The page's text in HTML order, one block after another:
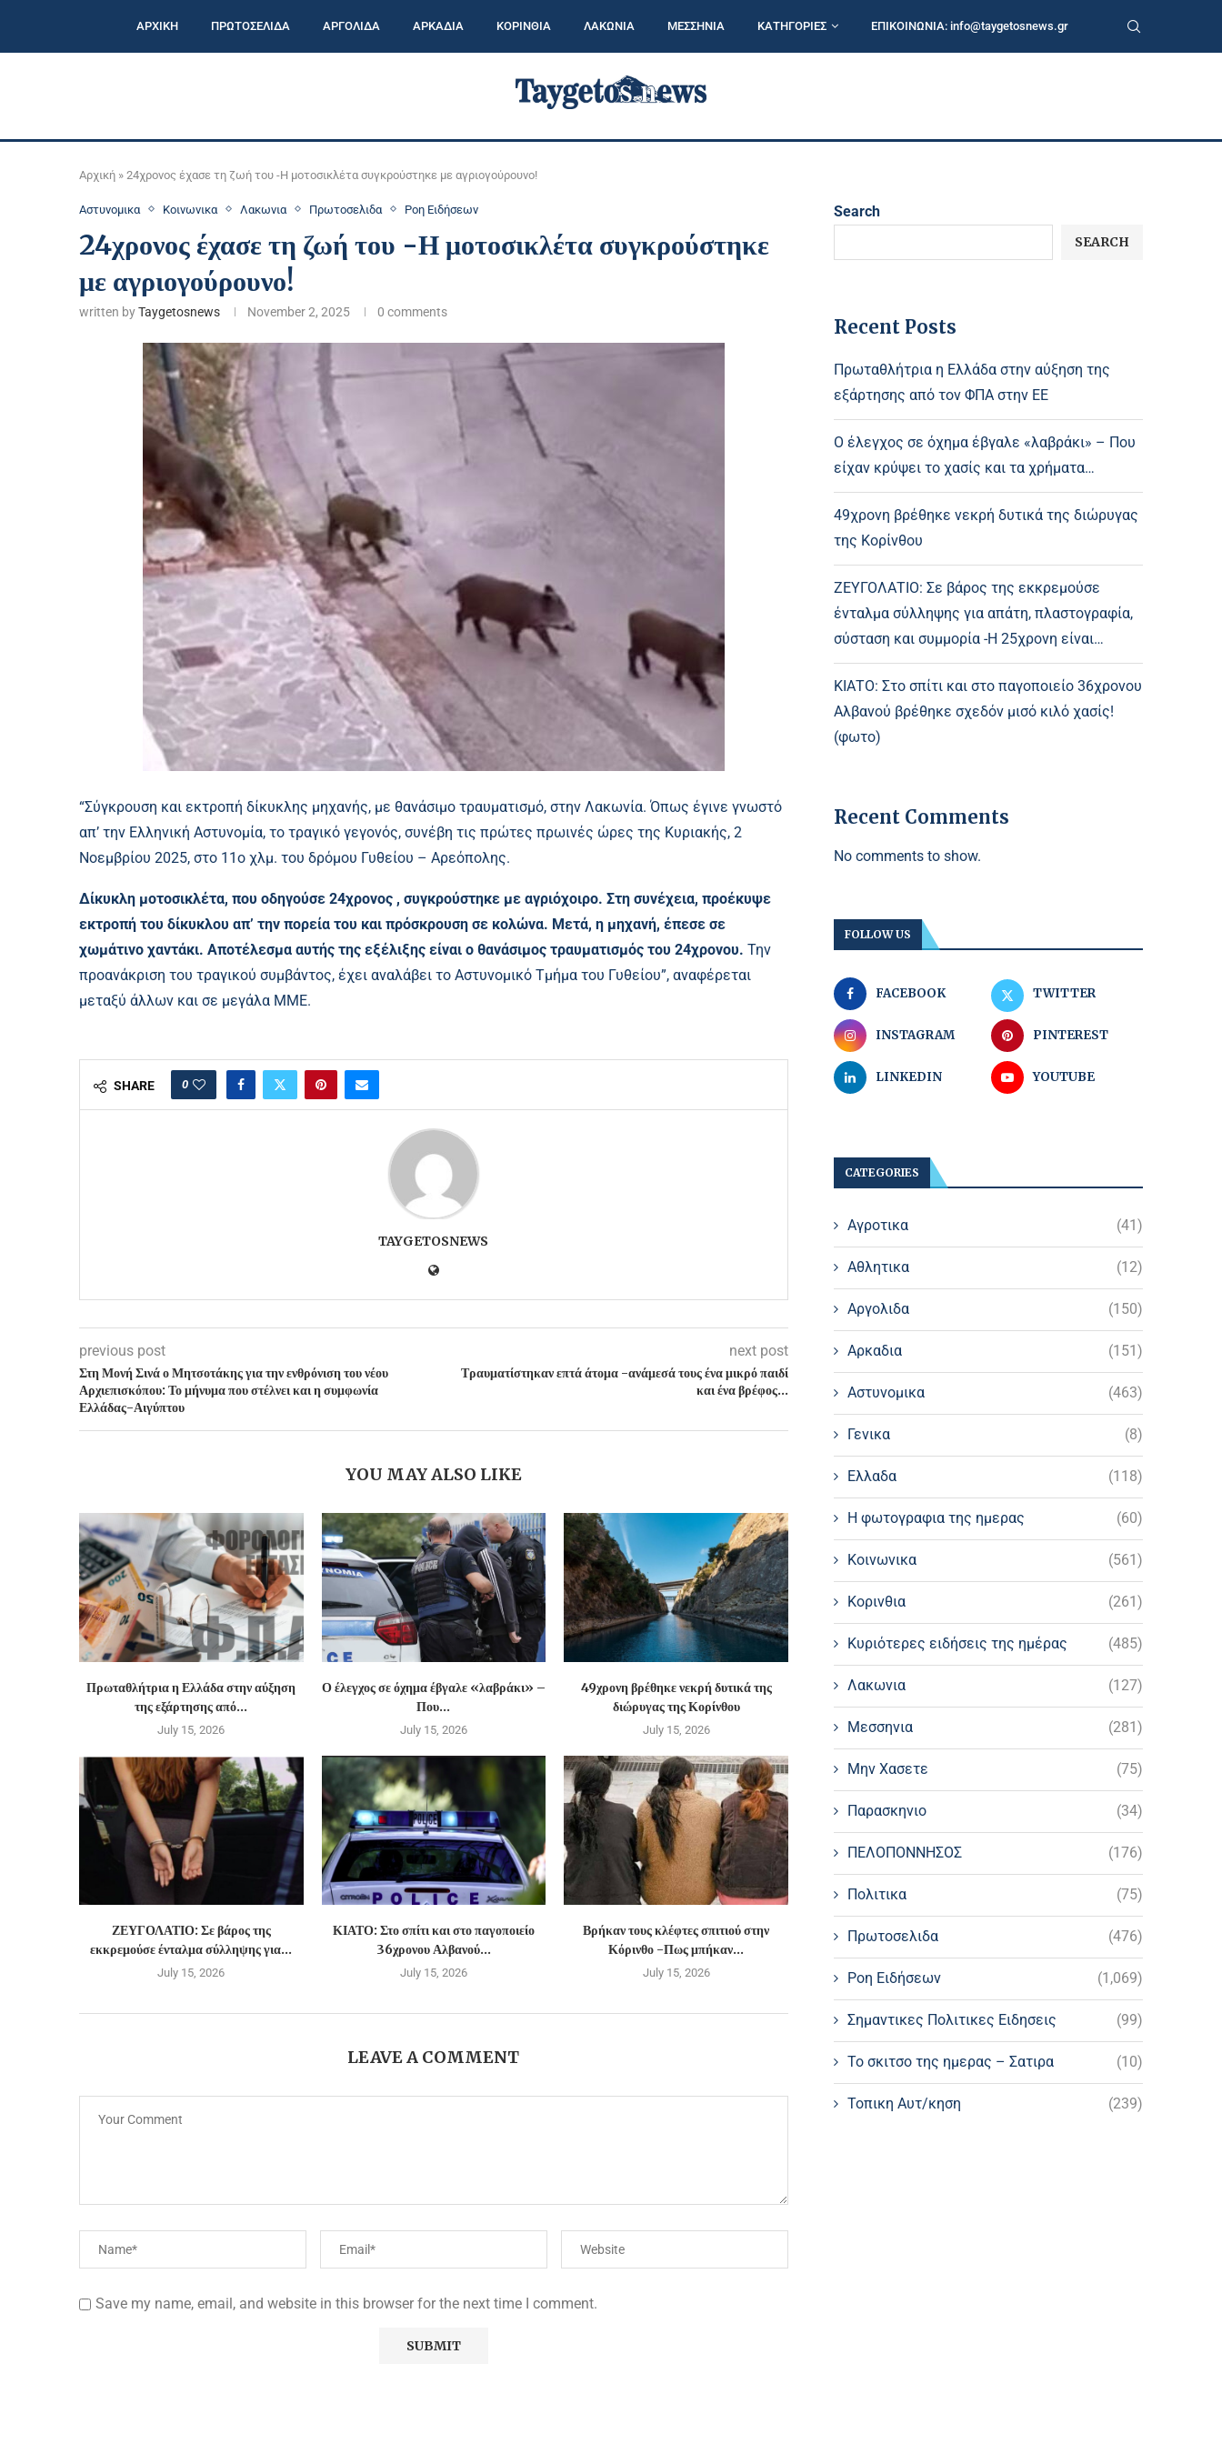
ΑΡΧΙΚΗ ΠΡΩΤΟΣΕΛΙΔΑ ΑΡΓΟΛΙΔΑ ΑΡΚΑΔΙΑ ΚΟΡΙΝΘΙΑ ΛΑΚΩΝΙΑ ΜΕΣΣΗΝΙΑ ΚΑΤΗΓΟΡΙΕΣ ΕΠΙΚΟΙΝΩΝΙΑ: info@taygetosnews.gr
Αρχική » 24χρονος έχασε τη ζωή του -Η μοτοσικλέτα συγκρούστηκε με αγριογούρουνο!
Αστυνομικα Κοινωνικα Λακωνια Πρωτοσελιδα Ροη Ειδήσεων
24χρονος έχασε τη ζωή του -Η μοτοσικλέτα συγκρούστηκε
με αγριογούρουνο!
written byTaygetosnews November 2, 2025 0 comments
“Σύγκρουση και εκτροπή δίκυκλης μηχανής, με θανάσιμο τραυματισμό, στην Λακωνία. Όπως έγινε γνωστό
απ’ την Ελληνική Αστυνομία, το τραγικό γεγονός, συνέβη τις πρώτες πρωινές ώρες της Κυριακής, 2
Νοεμβρίου 2025, στο 11ο χλμ. του δρόμου Γυθείου – Αρεόπολης.
Δίκυκλη μοτοσικλέτα, που οδηγούσε 24χρονος , συγκρούστηκε με αγριόχοιρο. Στη συνέχεια, προέκυψε
εκτροπή του δίκυκλου απ’ την πορεία του και πρόσκρουση σε κολώνα. Μετά, η μηχανή, έπεσε σε
χωμάτινο χαντάκι. Αποτέλεσμα αυτής της εξέλιξης είναι ο θανάσιμος τραυματισμός του 24χρονου. Την
προανάκριση του τραγικού συμβάντος, έχει αναλάβει το Αστυνομικό Τμήμα του Γυθείου”, αναφέρεται
μεταξύ άλλων και σε μεγάλα ΜΜΕ.
SHARE 0
TAYGETOSNEWS
previous post
Στη Μονή Σινά ο Μητσοτάκης για την ενθρόνιση του νέου
Αρχιεπισκόπου: Το μήνυμα που στέλνει και η συμφωνία
Ελλάδας-Αιγύπτου
next post
Τραυματίστηκαν επτά άτομα -ανάμεσά τους ένα μικρό παιδί
και ένα βρέφος…
YOU MAY ALSO LIKE
Πρωταθλήτρια η Ελλάδα στην αύξηση
της εξάρτησης από...
July 15, 2026
Ο έλεγχος σε όχημα έβγαλε «λαβράκι» –
Που...
July 15, 2026
49χρονη βρέθηκε νεκρή δυτικά της
διώρυγας της Κορίνθου
July 15, 2026
ΖΕΥΓΟΛΑΤΙΟ: Σε βάρος της
εκκρεμούσε ένταλμα σύλληψης για...
July 15, 2026
ΚΙΑΤΟ: Στο σπίτι και στο παγοποιείο
36χρονου Αλβανού...
July 15, 2026
Βρήκαν τους κλέφτες σπιτιού στην
Κόρινθο -Πως μπήκαν...
July 15, 2026
LEAVE A COMMENT
Save my name, email, and website in this browser for the next time I comment.
Search
SEARCH
Recent Posts
Πρωταθλήτρια η Ελλάδα στην αύξηση της
εξάρτησης από τον ΦΠΑ στην ΕΕ
Ο έλεγχος σε όχημα έβγαλε «λαβράκι» – Που
είχαν κρύψει το χασίς και τα χρήματα…
49χρονη βρέθηκε νεκρή δυτικά της διώρυγας
της Κορίνθου
ΖΕΥΓΟΛΑΤΙΟ: Σε βάρος της εκκρεμούσε
ένταλμα σύλληψης για απάτη, πλαστογραφία,
σύσταση και συμμορία -Η 25χρονη είναι…
ΚΙΑΤΟ: Στο σπίτι και στο παγοποιείο 36χρονου
Αλβανού βρέθηκε σχεδόν μισό κιλό χασίς!
(φωτο)
Recent Comments
No comments to show.
FOLLOW US
FACEBOOK TWITTER
INSTAGRAM PINTEREST
LINKEDIN YOUTUBE
CATEGORIES
Αγροτικα (41)
Αθλητικα (12)
Αργολιδα (150)
Αρκαδια (151)
Αστυνομικα (463)
Γενικα (8)
Ελλαδα (118)
Η φωτογραφια της ημερας (60)
Κοινωνικα (561)
Κορινθια (261)
Κυριότερες ειδήσεις της ημέρας (485)
Λακωνια (127)
Μεσσηνια (281)
Μην Χασετε (75)
Παρασκηνιο (34)
ΠΕΛΟΠΟΝΝΗΣΟΣ (176)
Πολιτικα (75)
Πρωτοσελιδα (476)
Ροη Ειδήσεων (1,069)
Σημαντικες Πολιτικες Ειδησεις (99)
Το σκιτσο της ημερας – Σατιρα (10)
Τοπικη Αυτ/κηση (239)